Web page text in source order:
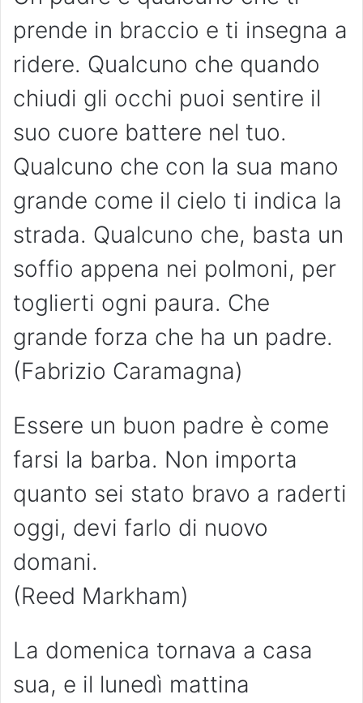
prende in braccio e ti insegna a
ridere. Qualcuno che quando
chiudi gli occhi puoi sentire il
suo cuore battere nel tuo.
Qualcuno che con la sua mano
grande come il cielo ti indica la
strada. Qualcuno che, basta un
soffio appena nei polmoni, per
toglierti ogni paura. Che
grande forza che ha un padre.
(Fabrizio Caramagna)
Essere un buon padre è come
farsi la barba. Non importa
quanto sei stato bravo a raderti
oggi, devi farlo di nuovo
domani.
(Reed Markham)
La domenica tornava a casa
sua, e il lunedì mattina